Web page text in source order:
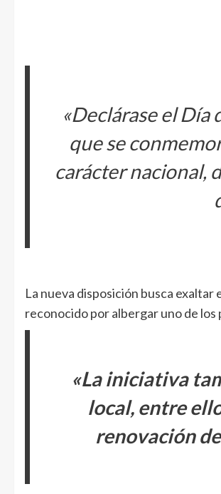
«Declárase el Día
que se
carácter nacional,
La nueva disposición busca
reconocido por albergar uno de los
«La iniciativa
local, entre
renovación